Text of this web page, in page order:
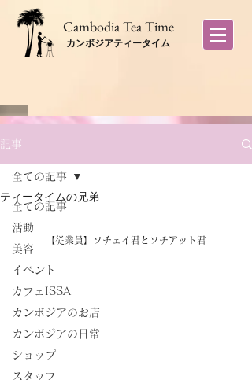
​Cambodia Tea Time
カンボジアティータイム
記事
全ての記事
活動
美容
イベント
カフェISSA
カンボジアのお店
カンボジアの日常
ショップ
スタッフ
全ての記事
ティータイムの兄弟
【従業員】ソチェイ君とソチアット君